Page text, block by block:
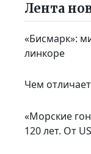
Лента
«Бисмарк»:
линкоре
Чем
«Морские
120 лет. От